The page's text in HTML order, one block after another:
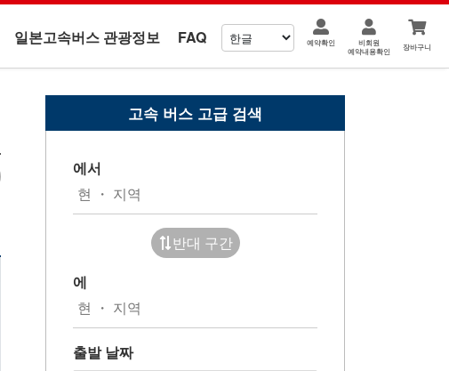
일본고속버스 관광정보 FAQ 예약확인
비회원
예약내용확인
장바구니
고속 버스 고급 검색
에서
반대 구간
에
출발 날짜